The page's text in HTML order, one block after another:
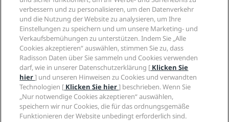
Familienfreundliche Hotels
Gesundheit & Sicherheit
Karriere PPHE
Karrieren EHL
The Club by RHG
Entwicklungsmöglichkeiten
Responsible Business – Unser Engagement
Einkauf
Privacy Centre
Rechtliche Hinweise
Radisson Rewards Geschäftsbedingungen
Website-Nutzungsvereinbarung
Digitale Barrierefreiheit
Moderne Sklaverei – Erklärung
Hilfe
Verbrauchermeldungen
Kontakt
FAQ
Inhaltsübersicht
Soziale Medien
Marken von Radisson Hotels
verbessern und zu personalisieren, um den Datenverkehr
und die Nutzung der Website zu analysieren, um Ihre
Einstellungen zu speichern und um unsere Marketing- und
Verkaufsbemühungen zu unterstützen. Indem Sie „Alle
Cookies akzeptieren“ auswählen, stimmen Sie zu, dass
Radisson Daten über Sie sammeln und Cookies verwenden
darf, wie in unserer Datenschutzerklärung [ Klicken Sie
hier] und unseren Hinweisen zu Cookies und verwandten
Technologien [ Klicken Sie hier] beschrieben. Wenn Sie
„Nur notwendige Cookies akzeptieren“ auswählen,
speichern wir nur Cookies, die für das ordnungsgemäße
Funktionieren der Website unbedingt erforderlich sind.